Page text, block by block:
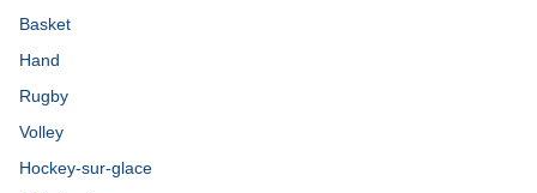
Basket
Hand
Rugby
Volley
Hockey-sur-glace